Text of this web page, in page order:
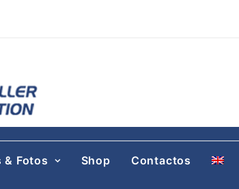
& Fotos Shop Contactos